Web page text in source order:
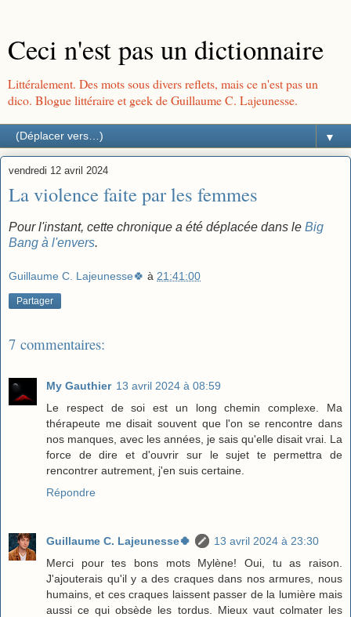
Ceci n'est pas un dictionnaire
Littéralement. Des mots sous divers reflets, mais ce n'est pas un
dico. Blogue littéraire et geek de Guillaume C. Lajeunesse.
▼
vendredi 12 avril 2024
La violence faite par les femmes
Pour l'instant, cette chronique a été déplacée dans le Big
Bang à l'envers.
Guillaume C. Lajeunesse🍀 à 21:41:00
Partager
7 commentaires:
My Gauthier 13 avril 2024 à 08:59
Le respect de soi est un long chemin complexe. Ma
thérapeute me disait souvent que l'on se rencontre dans
nos manques, avec les années, je sais qu'elle disait vrai. La
force de dire et d'ouvrir sur le sujet te permettra de
rencontrer autrement, j'en suis certaine.
Répondre
Guillaume C. Lajeunesse🍀
13 avril 2024 à 23:30
Merci pour tes bons mots Mylène! Oui, tu as raison.
J'ajouterais qu'il y a des craques dans nos armures, nous
humains, et ces craques laissent passer de la lumière mais
aussi ce qui obsède les tordus. Mieux vaut colmater les